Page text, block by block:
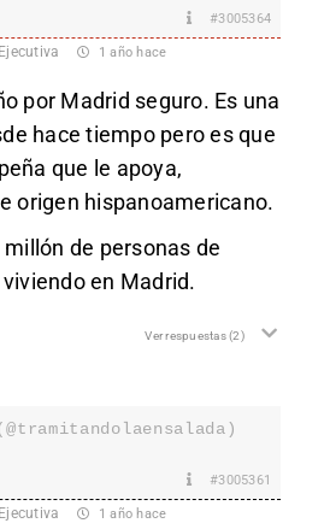
#3005364
1 año hace
por Madrid seguro. Es una
hace tiempo pero es que
que le apoya,
origen hispanoamericano.
de personas de
en Madrid.
Ver respuestas(2)
#3005361
1 año hace